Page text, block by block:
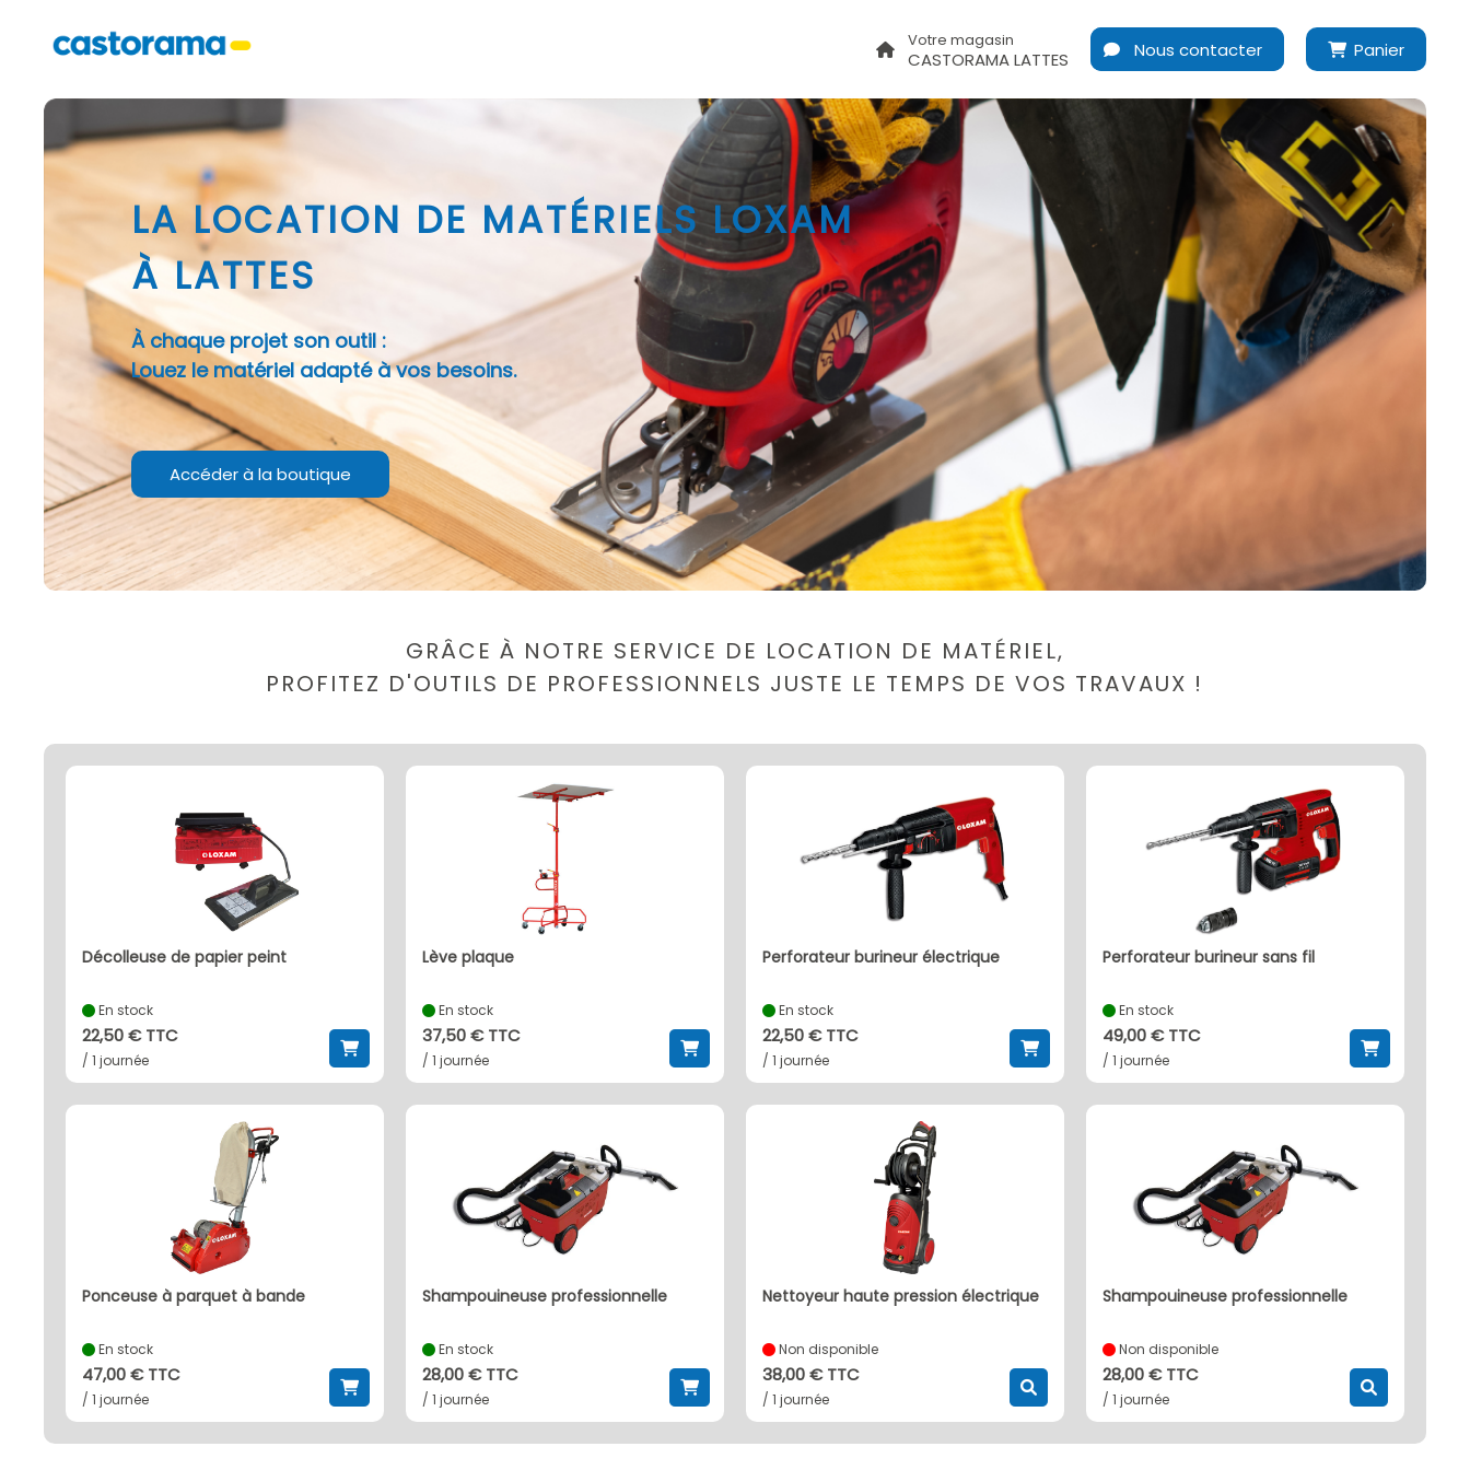
Votre magasin
CASTORAMA LATTES Nous contacter Panier
LA LOCATION DE MATÉRIELS LOXAM
À LATTES
À chaque projet son outil :
Louez le matériel adapté à vos besoins.
Accéder à la boutique
GRÂCE À NOTRE SERVICE DE LOCATION DE MATÉRIEL,
PROFITEZ D'OUTILS DE PROFESSIONNELS JUSTE LE TEMPS DE VOS TRAVAUX !
décolleuse de papier peint
En stock
22,50 € TTC
/ 1 journée
lève plaque
En stock
37,50 € TTC
/ 1 journée
perforateur burineur électrique
En stock
22,50 € TTC
/ 1 journée
perforateur burineur sans fil
En stock
49,00 € TTC
/ 1 journée
ponceuse à parquet à bande
En stock
47,00 € TTC
/ 1 journée
shampouineuse professionnelle
En stock
28,00 € TTC
/ 1 journée
nettoyeur haute pression électrique
Non disponible
38,00 € TTC
/ 1 journée
shampouineuse professionnelle
Non disponible
28,00 € TTC
/ 1 journée